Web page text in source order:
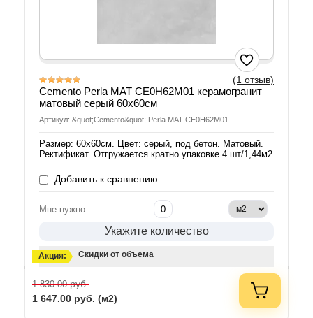
(1 отзыв)
Cemento Perla MAT CE0H62M01 керамогранит
матовый серый 60х60см
Артикул: &quot;Cemento&quot; Perla MAT CE0H62M01
Размер: 60х60см. Цвет: серый, под бетон. Матовый.
Ректификат. Отгружается кратно упаковке 4 шт/1,44м2
Добавить к сравнению
Мне нужно:
Укажите количество
Акция: Скидки от объема
1 830.00руб.
1 647.00 руб. (м2)